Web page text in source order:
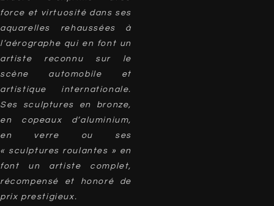
force et virtuosité dans ses
aquarelles rehaussées à
l’aérographe qui en font un
artiste reconnu sur le
scène automobile et
artistique internationale.
Ses sculptures en bronze,
en copeaux d’aluminium,
en verre ou ses
« sculptures roulantes » en
font un artiste complet,
récompensé et honoré de
prix prestigieux.